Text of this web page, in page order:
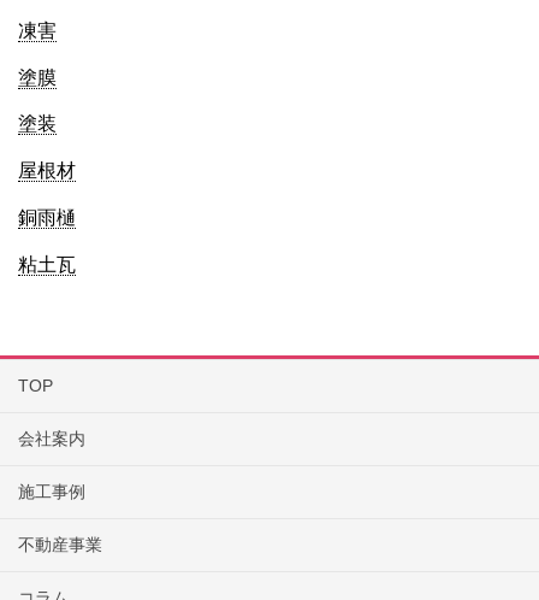
凍害
塗膜
塗装
屋根材
銅雨樋
粘土瓦
TOP
会社案内
施工事例
不動産事業